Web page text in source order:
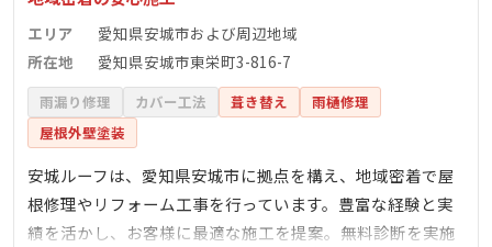
エリア
愛知県安城市および周辺地域
所在地
愛知県安城市東栄町3-816-7
雨漏り修理 カバー工法 葺き替え
雨樋修理
屋根外壁塗装
安城ルーフは、愛知県安城市に拠点を構え、地域密着で屋
根修理やリフォーム工事を行っています。豊富な経験と実
績を活かし、お客様に最適な施工を提案。無料診断を実施